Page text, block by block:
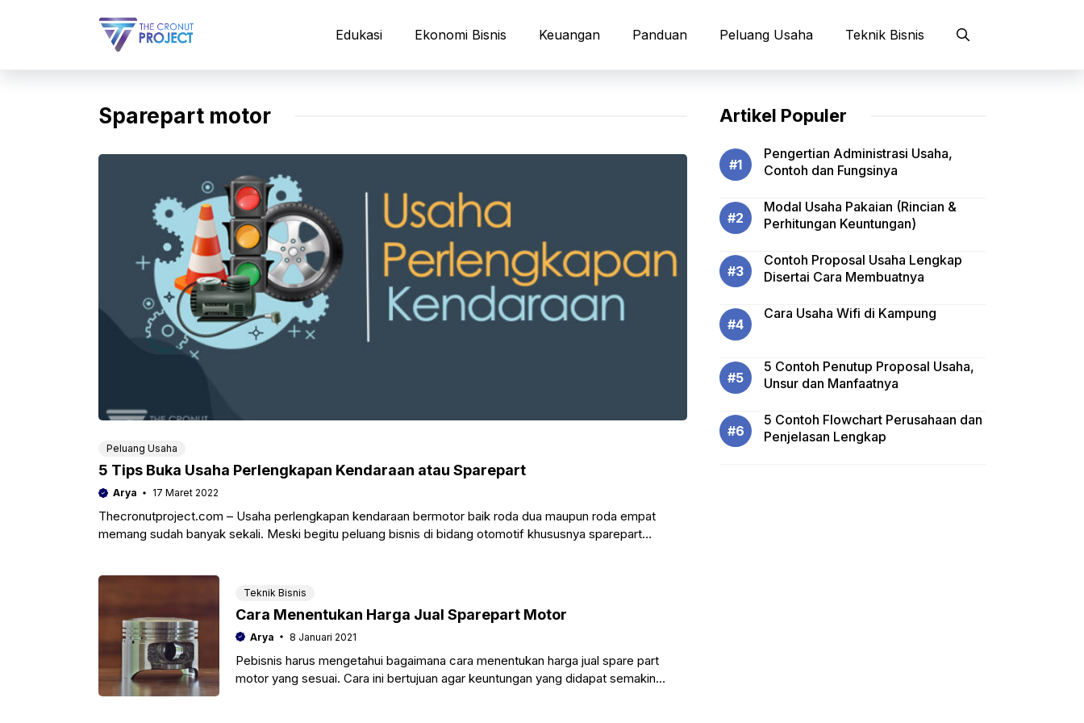
Edukasi Ekonomi Bisnis Keuangan Panduan Peluang Usaha Teknik Bisnis
Sparepart motor
Peluang Usaha
5 Tips Buka Usaha Perlengkapan Kendaraan atau Sparepart
Arya 17 Maret 2022
Thecronutproject.com – Usaha perlengkapan kendaraan bermotor baik roda dua maupun roda empat
memang sudah banyak sekali. Meski begitu peluang bisnis di bidang otomotif khususnya sparepart
Teknik Bisnis
Cara Menentukan Harga Jual Sparepart Motor
Arya 8 Januari 2021
Pebisnis harus mengetahui bagaimana cara menentukan harga jual spare part
motor yang sesuai. Cara ini bertujuan agar keuntungan yang didapat semakin
Artikel Populer
Pengertian Administrasi Usaha,
Contoh dan Fungsinya
Modal Usaha Pakaian (Rincian &
Perhitungan Keuntungan)
Contoh Proposal Usaha Lengkap
Disertai Cara Membuatnya
Cara Usaha Wifi di Kampung
5 Contoh Penutup Proposal Usaha,
Unsur dan Manfaatnya
5 Contoh Flowchart Perusahaan dan
Penjelasan Lengkap